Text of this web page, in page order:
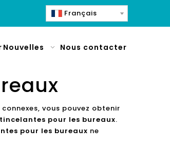
Français
Nouvelles Nous contacter
vous pouvez obtenir
pour les bureaux.
pour les bureaux ne